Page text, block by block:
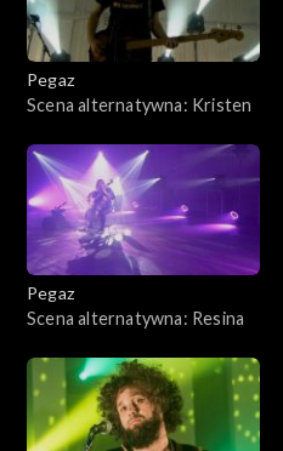
Pegaz
Scena alternatywna: Kristen
Pegaz
Scena alternatywna: Resina